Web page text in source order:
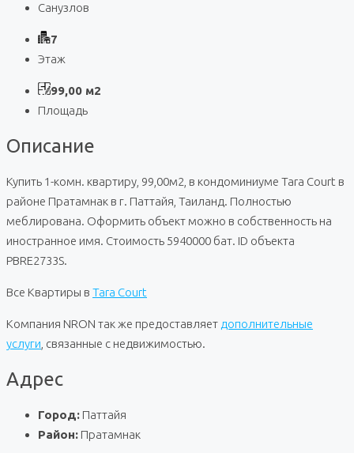
Санузлов
7
Этаж
99,00 м2
Площадь
Описание
Купить 1-комн. квартиру, 99,00м2, в кондоминиуме Tara Court в
районе Пратамнак в г. Паттайя, Таиланд. Полностью
меблирована. Оформить объект можно в собственность на
иностранное имя. Стоимость 5940000 бат. ID объекта
PBRE2733S.
Все Квартиры в Tara Court
Компания NRON так же предоставляет дополнительные
услуги , связанные с недвижимостью.
Адрес
Город: Паттайя
Район: Пратамнак